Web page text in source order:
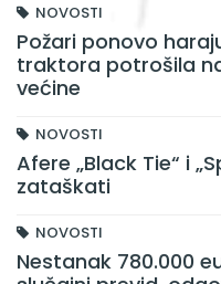
NOVOSTI
Požari ponovo
traktora potrošila
većine
NOVOSTI
Afere „Black Tie“ i
zataškati
NOVOSTI
Nestanak 780.000